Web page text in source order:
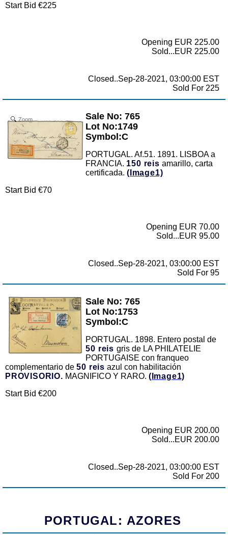
Start Bid €225
Opening EUR 225.00
Sold...EUR 225.00
Closed..Sep-28-2021, 03:00:00 EST
Sold For 225
Zoom
Sale No: 765
Lot No:1749
Symbol:C
PORTUGAL. Af.51. 1891. LISBOA a
FRANCIA. 150 reis amarillo, carta
certificada. (Image1)
Start Bid €70
Opening EUR 70.00
Sold...EUR 95.00
Closed..Sep-28-2021, 03:00:00 EST
Sold For 95
Zoom
Sale No: 765
Lot No:1753
Symbol:C
PORTUGAL. 1898. Entero postal de
50 reisgris de LA PHILATELIE
PORTUGAISE con franqueo
complementario de 50 reis azul con habilitación
PROVISORIO. MAGNIFICO Y RARO. (Image1)
Start Bid €200
Opening EUR 200.00
Sold...EUR 200.00
Closed..Sep-28-2021, 03:00:00 EST
Sold For 200
PORTUGAL: AZORES